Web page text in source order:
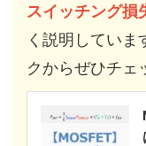
スイッチング損
く説明していま
クからぜひチェ